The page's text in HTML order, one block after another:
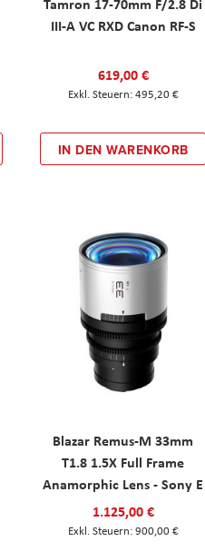
III-A VC RXD Canon RF-S
619,00 €
495,20 €
IN DEN WARENKORB
Blazar Remus-M 33mm
T1.8 1.5X Full Frame
Anamorphic Lens - Sony E
1.125,00 €
900,00 €